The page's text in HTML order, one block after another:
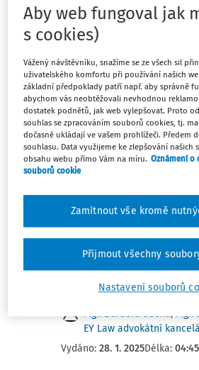
Sledovat klíčové slovo
Filtr
Počet vyhledaných dokumentů:3
Řadit podle: Nejnovější Nejstarší
PRACOVNĚPRÁVNÍ AKTUALITY
Novinky ze světa
Ing. Miroslav Bulla
JUDIKATURA
Nejvyšší správní soud
pracovní inzeráty
Mgr. Barbora Suchá, Mgr.
EY Law advokátní
Vydáno: 28. 1. 2025Délka: 04:45
Aby web fungoval jak
s cookies)
Vážený návštěvníku, snažíme se ze všech sil
uživatelského komfortu při používání našich
základní předpoklady patří např. aby správně
abychom vás neobtěžovali nevhodnou
dostatek podnětů, jak web vylepšovat. Proto
souhlas se zpracováním souborů cookies, tj.
dočasně ukládají ve vašem prohlížeči. Předem
souhlasu. Data využijeme ke zlepšování našich
obsahu webu přímo Vám na míru. Oznámení o
souborů cookie
Nastavení souborů
Zamítnout vše kromě
Přijmout všechny